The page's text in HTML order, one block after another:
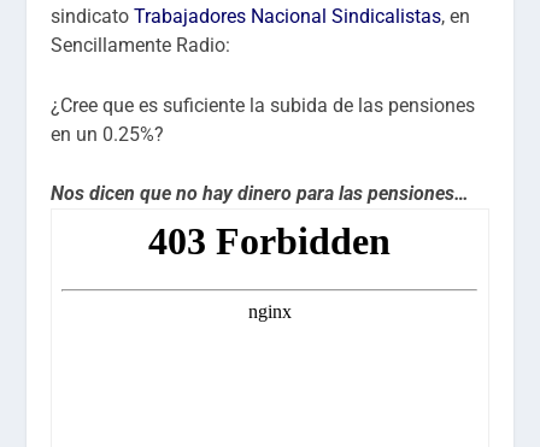
sindicatoTrabajadores Nacional Sindicalistas, en
Sencillamente Radio:
¿Cree que es suficiente la subida de las pensiones
en un 0.25%?
Nos dicen que no hay dinero para las pensiones…